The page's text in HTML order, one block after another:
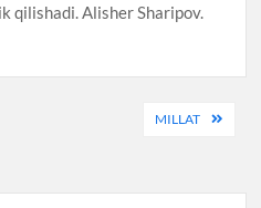
qilishadi. Alisher Sharipov.
MILLAT